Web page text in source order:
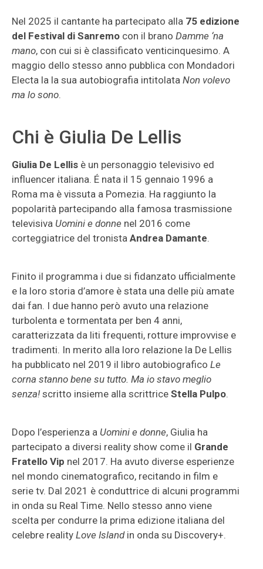
Nel 2025 il cantante ha partecipato alla 75 edizione
del Festival di Sanremo con il brano Damme ‘na
mano, con cui si è classificato venticinquesimo. A
maggio dello stesso anno pubblica con Mondadori
Electa la la sua autobiografia intitolata Non volevo
ma lo sono.
Chi è Giulia De Lellis
Giulia De Lellis è un personaggio televisivo ed
influencer italiana. É nata il 15 gennaio 1996 a
Roma ma è vissuta a Pomezia. Ha raggiunto la
popolarità partecipando alla famosa trasmissione
televisiva Uomini e donne nel 2016 come
corteggiatrice del tronista Andrea Damante.
Finito il programma i due si fidanzato ufficialmente
e la loro storia d’amore è stata una delle più amate
dai fan. I due hanno però avuto una relazione
turbolenta e tormentata per ben 4 anni,
caratterizzata da liti frequenti, rotture improvvise e
tradimenti. In merito alla loro relazione la De Lellis
ha pubblicato nel 2019 il libro autobiografico Le
corna stanno bene su tutto. Ma io stavo meglio
senza! scritto insieme alla scrittrice Stella Pulpo.
Dopo l’esperienza a Uomini e donne, Giulia ha
partecipato a diversi reality show come il Grande
Fratello Vip nel 2017. Ha avuto diverse esperienze
nel mondo cinematografico, recitando in film e
serie tv. Dal 2021 è conduttrice di alcuni programmi
in onda su Real Time. Nello stesso anno viene
scelta per condurre la prima edizione italiana del
celebre reality Love Islandin onda su Discovery+.